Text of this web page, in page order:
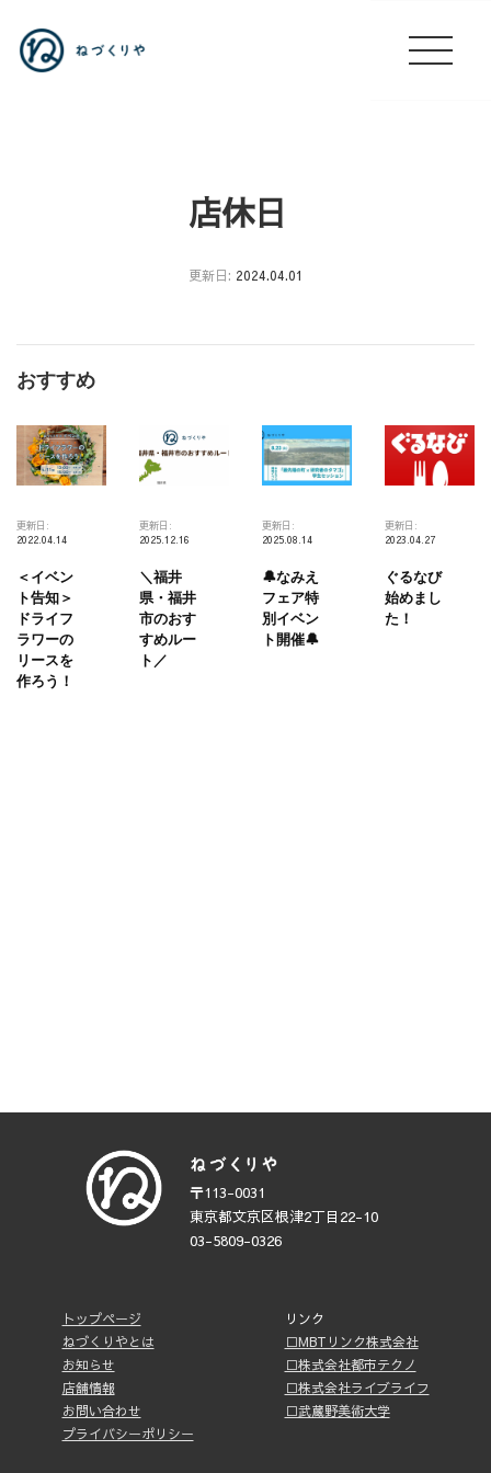
店休日
更新日: 2024.04.01
つ
じ
り
出
店
おすすめ
更新日:
2022.04.14
＜イベン
ト告知＞
ドライフ
ラワーの
リースを
作ろう！
更新日:
2025.12.16
＼福井
県・福井
市のおす
すめルー
ト／
更新日:
2025.08.14
🔔なみえ
フェア特
別イベン
ト開催🔔
更新日:
2023.04.27
ぐるなび
始めまし
た！
〒113-0031
東京都文京区根津2丁目22-10
03-5809-0326
トップページ
ねづくりやとは
お知らせ
店舗情報
お問い合わせ
プライバシーポリシー
リンク
□MBTリンク株式会社
□株式会社都市テクノ
□株式会社ライブライフ
□武蔵野美術大学